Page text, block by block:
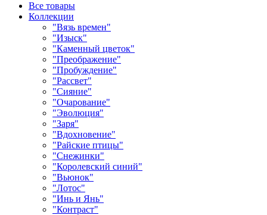
Все товары
Коллекции
"Вязь времен"
"Изыск"
"Каменный цветок"
"Преображение"
"Пробуждение"
"Рассвет"
"Сияние"
"Очарование"
"Эволюция"
"Заря"
"Вдохновение"
"Райские птицы"
"Снежинки"
"Королевский синий"
"Вьюнок"
"Лотос"
"Инь и Янь"
"Контраст"